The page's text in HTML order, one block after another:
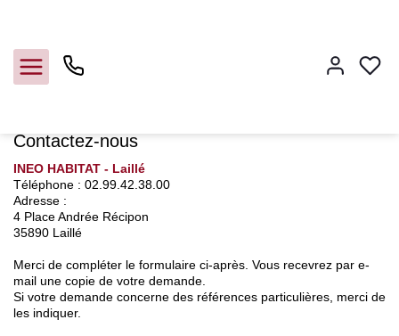
Vendre
Acheter
Louer
Gerer
Nous contacter
Contactez-nous
INEO HABITAT - Laillé
Téléphone : 02.99.42.38.00
Adresse :
4 Place Andrée Récipon
35890 Laillé
Merci de compléter le formulaire ci-après. Vous recevrez par e-
mail une copie de votre demande.
Si votre demande concerne des références particulières, merci de
les indiquer.